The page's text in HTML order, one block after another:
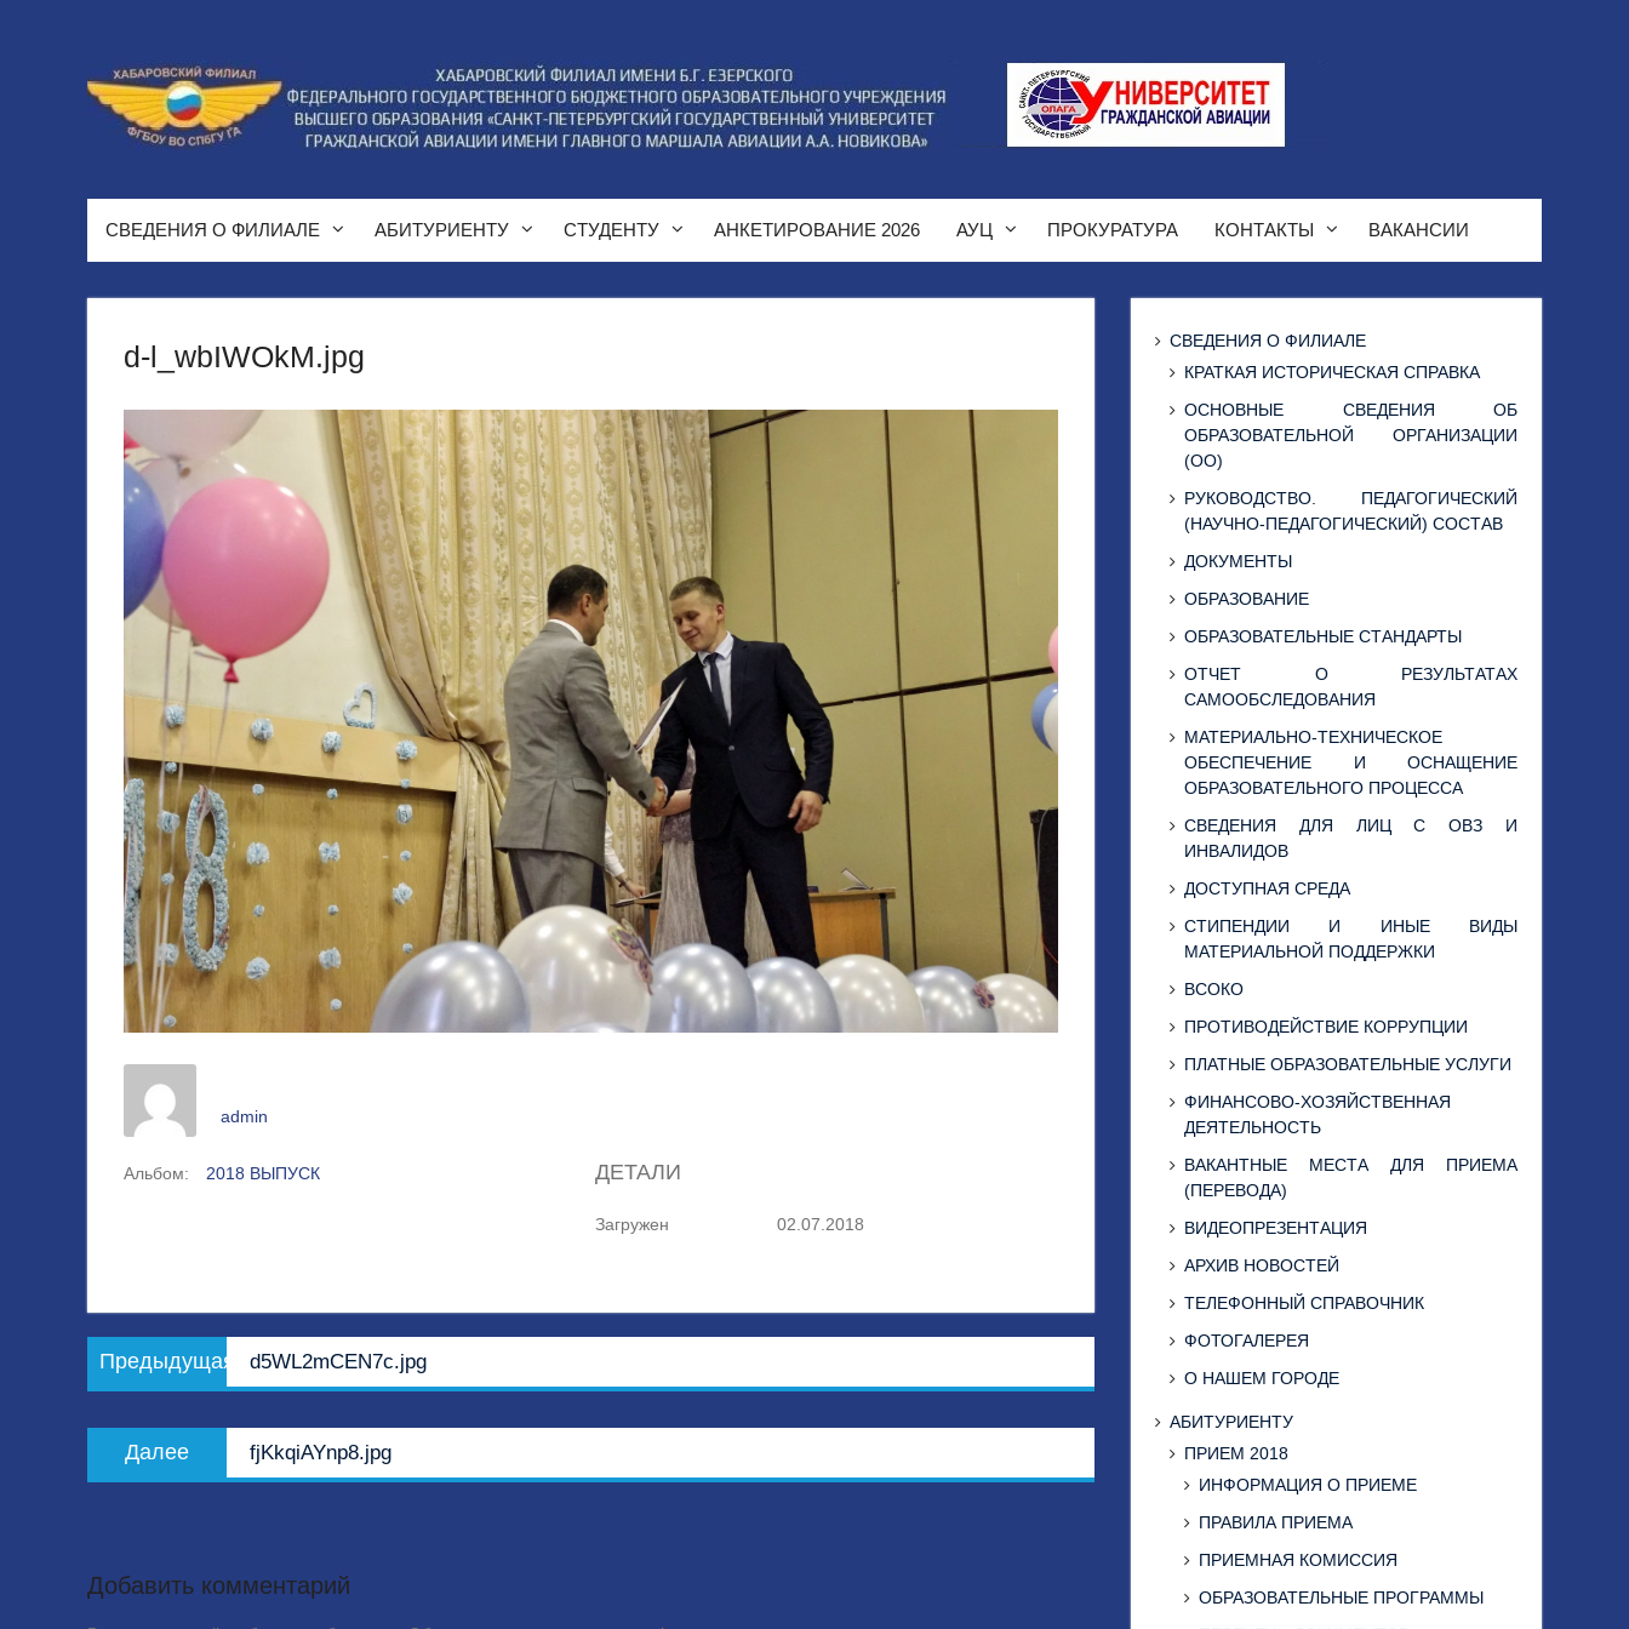
СВЕДЕНИЯ О ФИЛИАЛЕ АБИТУРИЕНТУ СТУДЕНТУ АНКЕТИРОВАНИЕ 2026 АУЦ ПРОКУРАТУРА КОНТАКТЫ ВАКАНСИИ
d-l_wbIWOkM.jpg
admin
Альбом: 2018 ВЫПУСК ДЕТАЛИ
Загружен 02.07.2018
Навигация
по
Предыдущая
запись:
d5WL2mCEN7c.jpg
Далее
запись:
fjKkqiAYnp8.jpg
Добавить комментарий
СВЕДЕНИЯ О ФИЛИАЛЕ
КРАТКАЯ ИСТОРИЧЕСКАЯ СПРАВКА
ОСНОВНЫЕ СВЕДЕНИЯ ОБ
ОБРАЗОВАТЕЛЬНОЙ ОРГАНИЗАЦИИ
(ОО)
РУКОВОДСТВО. ПЕДАГОГИЧЕСКИЙ
(НАУЧНО-ПЕДАГОГИЧЕСКИЙ) СОСТАВ
ДОКУМЕНТЫ
ОБРАЗОВАНИЕ
ОБРАЗОВАТЕЛЬНЫЕ СТАНДАРТЫ
ОТЧЕТ О РЕЗУЛЬТАТАХ
САМООБСЛЕДОВАНИЯ
МАТЕРИАЛЬНО-ТЕХНИЧЕСКОЕ
ОБЕСПЕЧЕНИЕ И ОСНАЩЕНИЕ
ОБРАЗОВАТЕЛЬНОГО ПРОЦЕССА
СВЕДЕНИЯ ДЛЯ ЛИЦ С ОВЗ И
ИНВАЛИДОВ
ДОСТУПНАЯ СРЕДА
СТИПЕНДИИ И ИНЫЕ ВИДЫ
МАТЕРИАЛЬНОЙ ПОДДЕРЖКИ
ВСОКО
ПРОТИВОДЕЙСТВИЕ КОРРУПЦИИ
ПЛАТНЫЕ ОБРАЗОВАТЕЛЬНЫЕ УСЛУГИ
ФИНАНСОВО-ХОЗЯЙСТВЕННАЯ
ДЕЯТЕЛЬНОСТЬ
ВАКАНТНЫЕ МЕСТА ДЛЯ ПРИЕМА
(ПЕРЕВОДА)
ВИДЕОПРЕЗЕНТАЦИЯ
АРХИВ НОВОСТЕЙ
ТЕЛЕФОННЫЙ СПРАВОЧНИК
ФОТОГАЛЕРЕЯ
О НАШЕМ ГОРОДЕ
АБИТУРИЕНТУ
ПРИЕМ 2018
ИНФОРМАЦИЯ О ПРИЕМЕ
ПРАВИЛА ПРИЕМА
ПРИЕМНАЯ КОМИССИЯ
ОБРАЗОВАТЕЛЬНЫЕ ПРОГРАММЫ